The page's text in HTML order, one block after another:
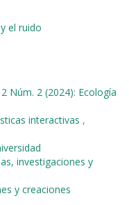
el ruido
Núm. 2 (2024): Ecología
interactivas ,
investigaciones y
y creaciones